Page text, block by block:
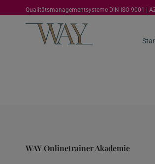
Qualitätsmanagementsysteme DIN ISO 9001 |
WAY Onlinetrainer Akademie